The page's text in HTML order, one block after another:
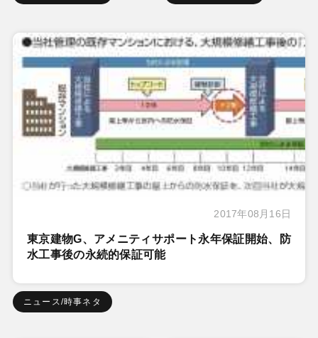
2017年08月16日
東京建物G、アメニティサポート永年保証開始、防
水工事後の永続的保証可能
ニュース/時事ネタ